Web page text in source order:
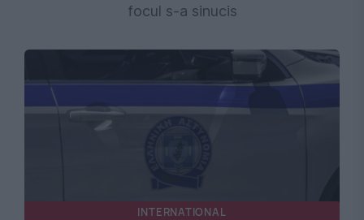
focul s-a sinucis
INTERNATIONAL